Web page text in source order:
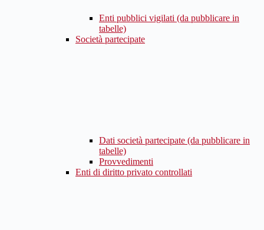
Enti pubblici vigilati (da pubblicare in
tabelle)
Società partecipate
Dati società partecipate (da pubblicare in
tabelle)
Provvedimenti
Enti di diritto privato controllati